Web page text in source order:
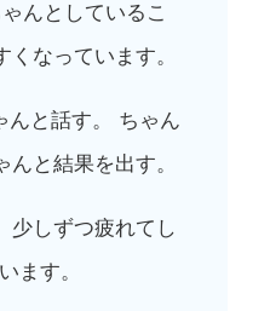
んとしているこ
くなっています。
んと話す。 ちゃん
んと結果を出す。
少しずつ疲れてし
ます。